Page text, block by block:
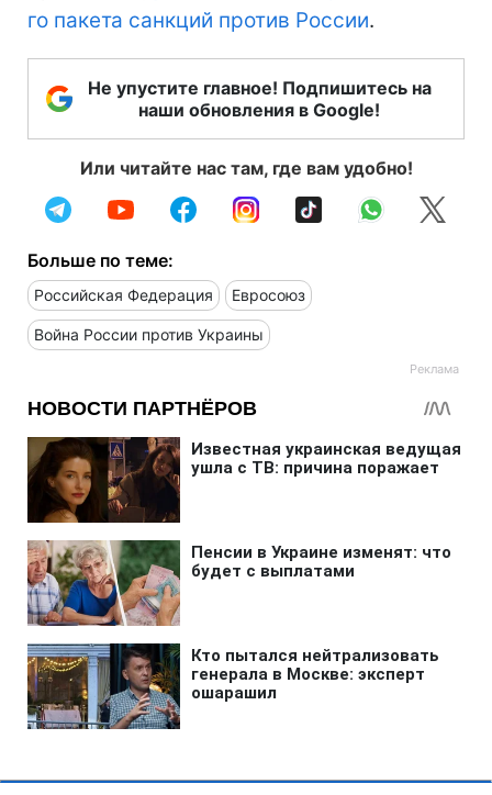
го пакета санкций против России.
Не упустите главное! Подпишитесь на
наши обновления в Google!
Или читайте нас там, где вам удобно!
Больше по теме:
Российская Федерация Евросоюз
Война России против Украины